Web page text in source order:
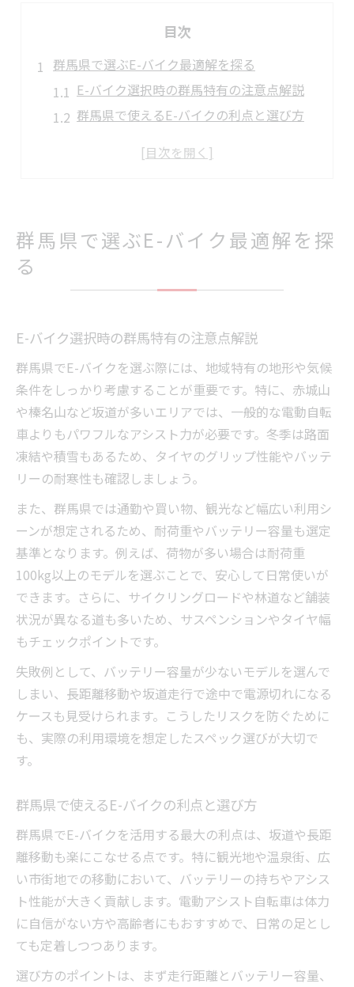
目次
群馬県で選ぶE-バイク最適解を探る
E-バイク選択時の群馬特有の注意点解説
群馬県で使えるE-バイクの利点と選び方
地域事情に強いE-バイクの選定基準とは
坂道や山間部に強いE-バイクの選び方
地形別E-バイク選択でよくある質問集
質問に基づくE-バイク選びの秘訣
冬の群馬でも安心な電動自転車の秘訣
冬の群馬県で安心なE-バイク選びの質問
寒冷地向けE-バイクの特徴と選び方
冬季E-バイク活用で知っておきたい疑問
E-バイク選びで冬に重要な要素解説
坂道が多い地域に強いE-バイクの特徴
坂道対応E-バイク選びでの質問ポイント
坂道走行に強いE-バイクの特徴解説
E-バイク選びで重視すべき性能と質問
坂道向けに最適なE-バイクの選択法
質問から導く坂道用E-バイクの利点
高耐荷重E-バイクを選ぶ際の必須チェック
耐荷重重視のE-バイク選びと質問例
高耐荷重モデル選定で役立つポイント
E-バイク耐荷重に関する質問と解決法
E-バイク選びで重要な耐久性の見極め
快適移動を叶える質問別E-バイク活用術
質問を活用したE-バイク快適移動の秘訣
E-バイクで移動を快適にする使い方解説
質問別に見るE-バイクの賢い活用ポイント
日常と観光で役立つE-バイク利用方法
E-バイク選択時によくある質問と活用術
群馬県で選ぶE-バイク最適解を探
る
E-バイク選択時の群馬特有の注意点解説
群馬県でE-バイクを選ぶ際には、地域特有の地形や気候
条件をしっかり考慮することが重要です。特に、赤城山
や榛名山など坂道が多いエリアでは、一般的な電動自転
車よりもパワフルなアシスト力が必要です。冬季は路面
凍結や積雪もあるため、タイヤのグリップ性能やバッテ
リーの耐寒性も確認しましょう。
また、群馬県では通勤や買い物、観光など幅広い利用シ
ーンが想定されるため、耐荷重やバッテリー容量も選定
基準となります。例えば、荷物が多い場合は耐荷重
100kg以上のモデルを選ぶことで、安心して日常使いが
できます。さらに、サイクリングロードや林道など舗装
状況が異なる道も多いため、サスペンションやタイヤ幅
もチェックポイントです。
失敗例として、バッテリー容量が少ないモデルを選んで
しまい、長距離移動や坂道走行で途中で電源切れになる
ケースも見受けられます。こうしたリスクを防ぐために
も、実際の利用環境を想定したスペック選びが大切で
す。
群馬県で使えるE-バイクの利点と選び方
群馬県でE-バイクを活用する最大の利点は、坂道や長距
離移動も楽にこなせる点です。特に観光地や温泉街、広
い市街地での移動において、バッテリーの持ちやアシス
ト性能が大きく貢献します。電動アシスト自転車は体力
に自信がない方や高齢者にもおすすめで、日常の足とし
ても定着しつつあります。
選び方のポイントは、まず走行距離とバッテリー容量、